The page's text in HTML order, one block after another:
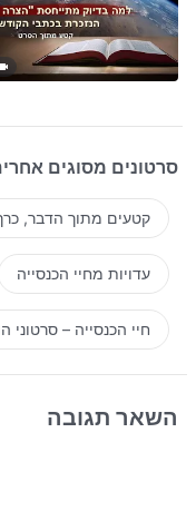
סרטונים מסוגים
קטעים מתוך הדבר,
עדויות מחיי הכנסייה
חיי הכנסייה – סרטוני
השאר תגובה